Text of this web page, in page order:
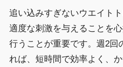
追い込みすぎないウエイト
適度な刺激を与えることを
行うことが重要です。週2回
れば、短時間で効率よく、